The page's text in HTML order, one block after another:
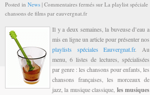
Posted in News | Commentaires fermés sur La playlist spéciale
chansons de films par eauvergnat.fr
Il y a deux semaines, la buveuse d’eau a
mis en ligne un article pour présenter nos
playlists spéciales Eauvergnat.fr. Au
menu, 6 listes de lectures, spécialisées
par genre : les chansons pour enfants, les
chansons françaises, les morceaux de
jazz, la musique classique, les musiques